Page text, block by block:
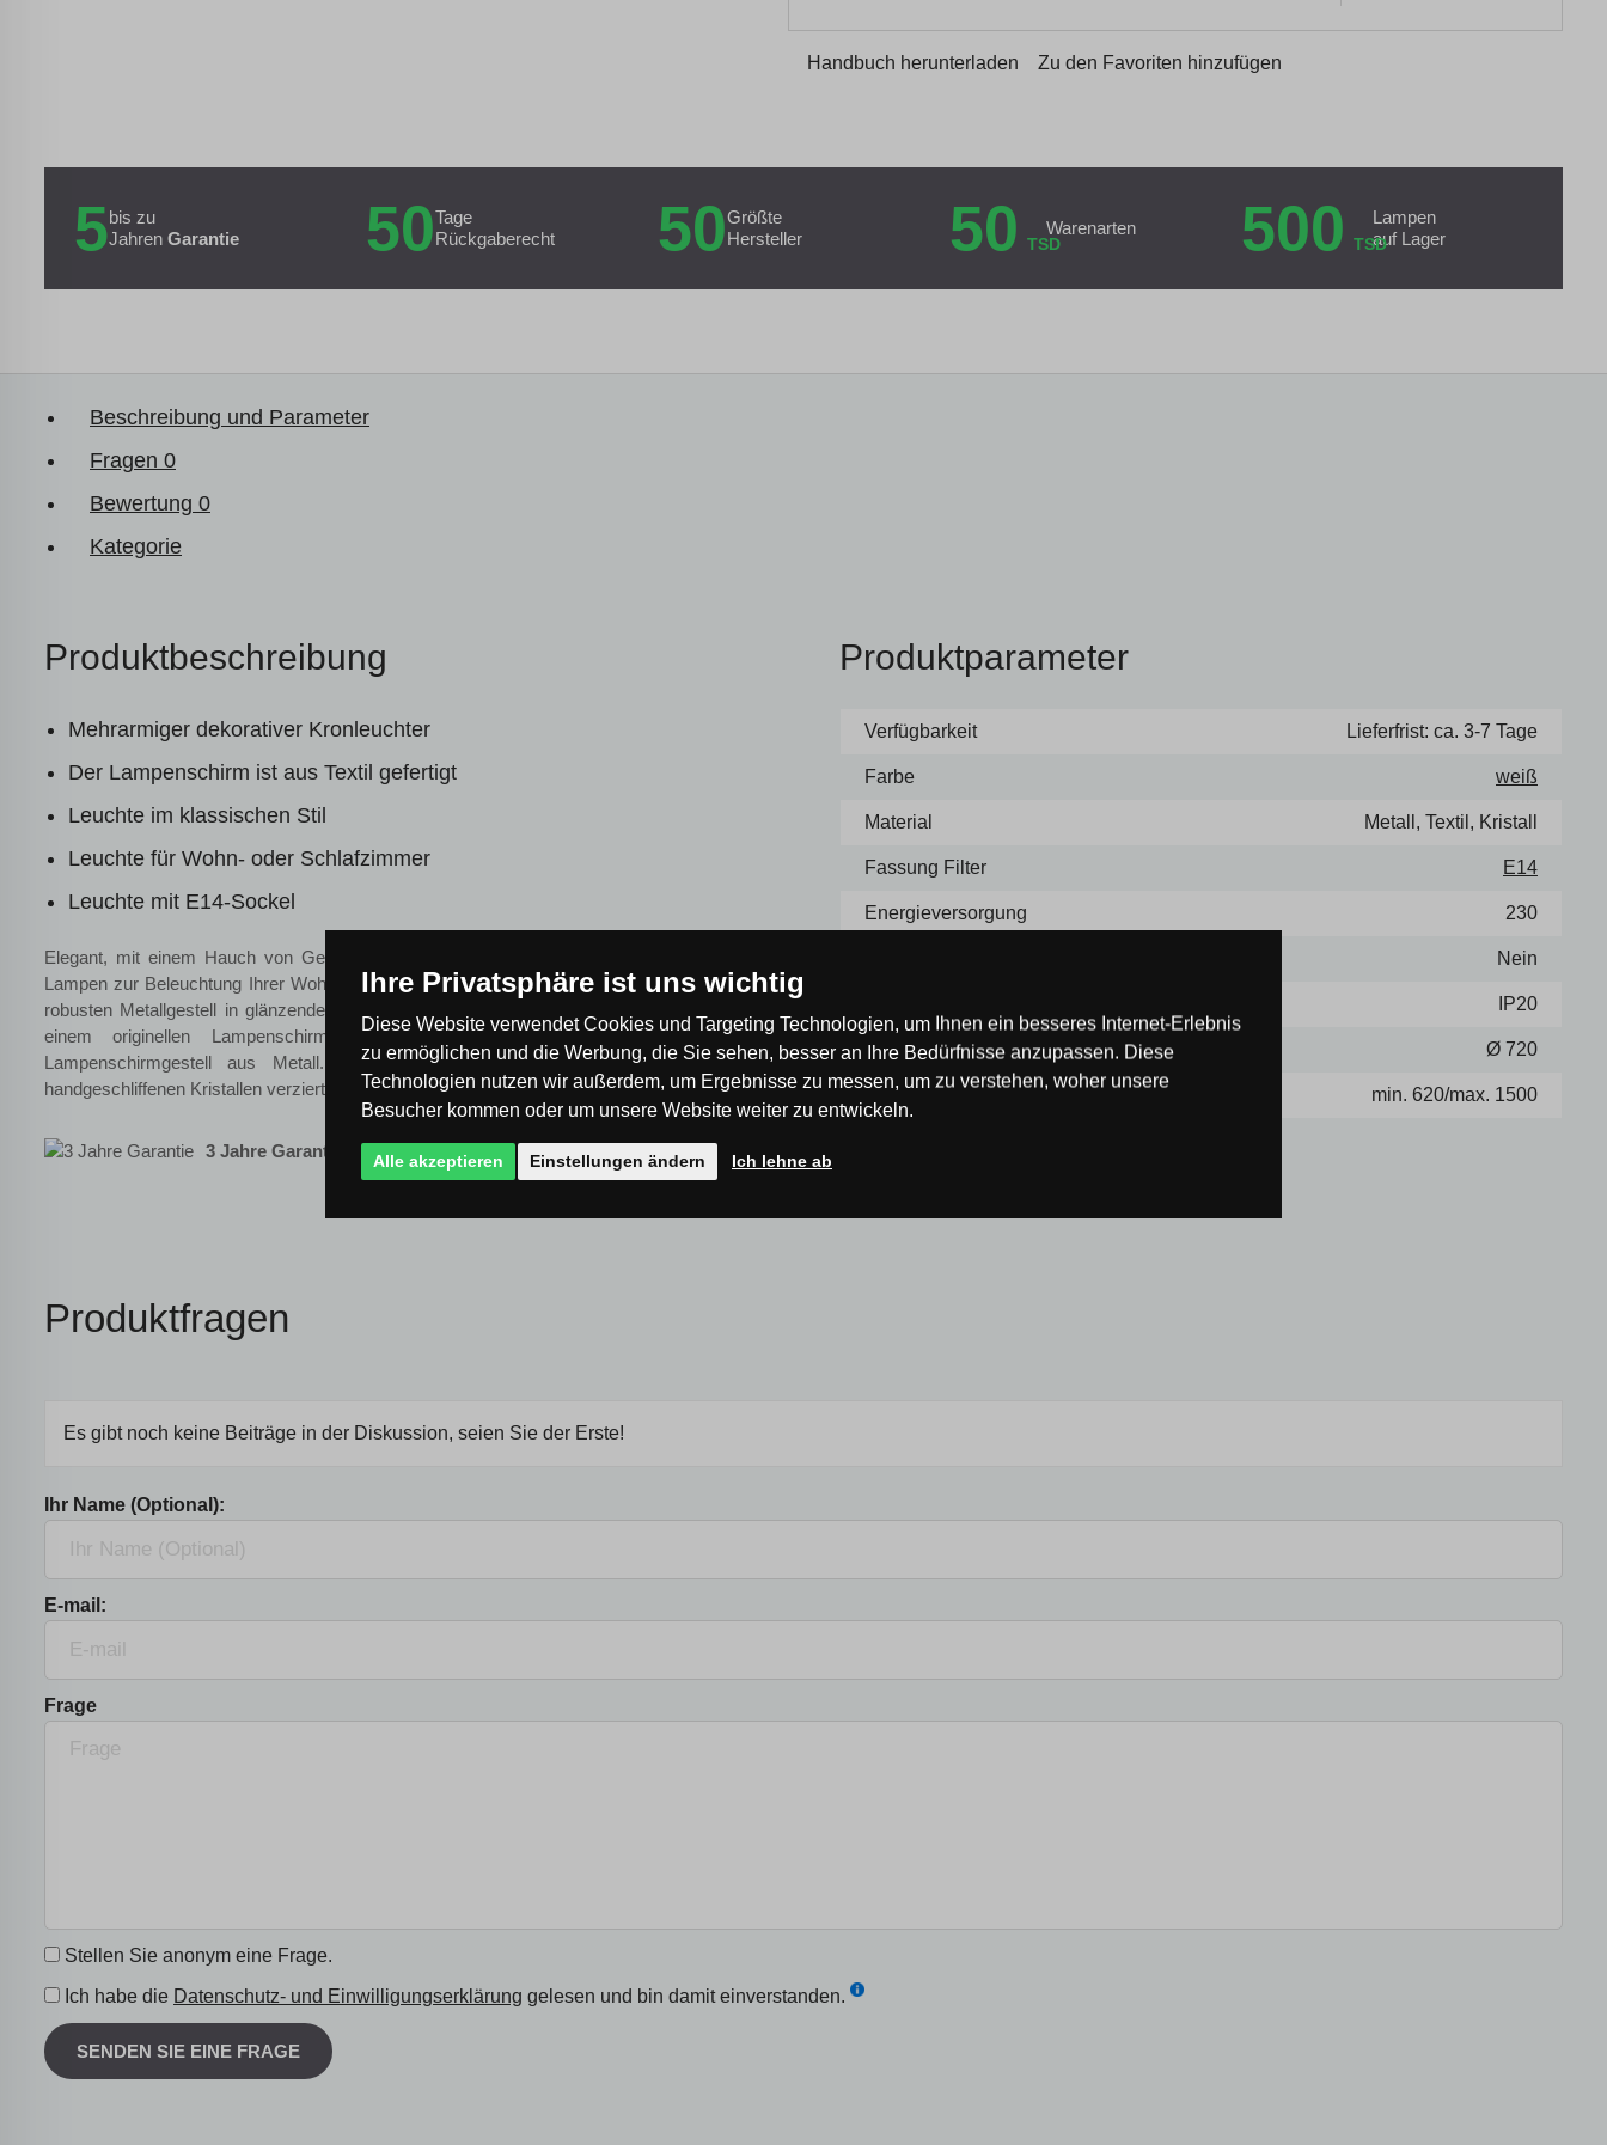
Handbuch herunterladen Zu den Favoriten hinzufügen
5bis zu
Jahren Garantie 50Tage
Rückgaberecht
50Größte
Hersteller
50 TSD
Warenarten 500 TSD
Lampen
auf Lager
Beschreibung und Parameter
Fragen 0
Bewertung 0
Kategorie
Produktbeschreibung
Mehrarmiger dekorativer Kronleuchter
Der Lampenschirm ist aus Textil gefertigt
Leuchte im klassischen Stil
Leuchte für Wohn- oder Schlafzimmer
Leuchte mit E14-Sockel
Elegant, mit einem Hauch von Geschichte, ist dies eine umfassende Serie von Pegaso-
Lampen zur Beleuchtung Ihrer Wohnung oder Ihres Hauses. Die Lampe besteht aus einem
robusten Metallgestell in glänzendem Chrom-Finish, mit dekorativen Kristallelementen und
einem originellen Lampenschirm aus feinem weißem Organza-Stoff in einem
Lampenschirmgestell aus Metall. Die Sockel der Lichtquellen sind zusätzlich mit
handgeschliffenen Kristallen verziert. Die hängende Kette ist mit Samt überzogen.
3 Jahre Garantie - Sie haben 3 Jahre lang Garantie auf die Beleuchtung
Produktparameter
Verfügbarkeit Lieferfrist: ca. 3-7 Tage
Farbe weiß
Material Metall, Textil, Kristall
Fassung Filter E14
Energieversorgung 230
Nein
IP20
Breite [mm] Ø 720
Höhe [mm] min. 620/max. 1500
Produktfragen
Es gibt noch keine Beiträge in der Diskussion, seien Sie der Erste!
Ihr Name (Optional):
E-mail:
Frage
Stellen Sie anonym eine Frage.
Ich habe die Datenschutz- und Einwilligungserklärung gelesen und bin damit einverstanden.
SENDEN SIE EINE FRAGE
Ihre Privatsphäre ist uns wichtig
Diese Website verwendet Cookies und Targeting Technologien, um Ihnen ein besseres Internet-Erlebnis
zu ermöglichen und die Werbung, die Sie sehen, besser an Ihre Bedürfnisse anzupassen. Diese
Technologien nutzen wir außerdem, um Ergebnisse zu messen, um zu verstehen, woher unsere
Besucher kommen oder um unsere Website weiter zu entwickeln.
Alle akzeptieren Einstellungen ändern Ich lehne ab